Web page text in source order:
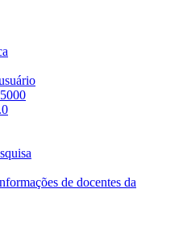
de docentes da